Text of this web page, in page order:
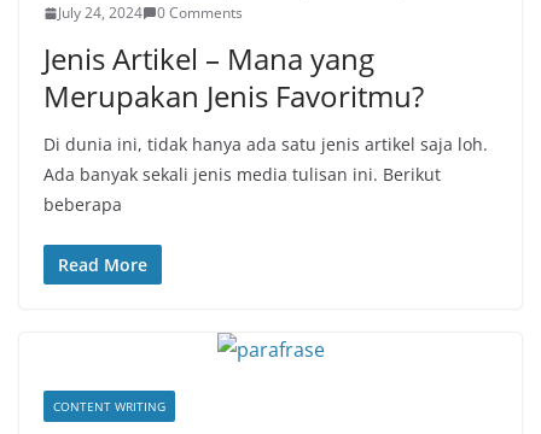
July 24, 2024
0 Comments
Jenis Artikel – Mana yang
Merupakan Jenis Favoritmu?
Di dunia ini, tidak hanya ada satu jenis artikel saja loh.
Ada banyak sekali jenis media tulisan ini. Berikut
beberapa
Read More
CONTENT WRITING